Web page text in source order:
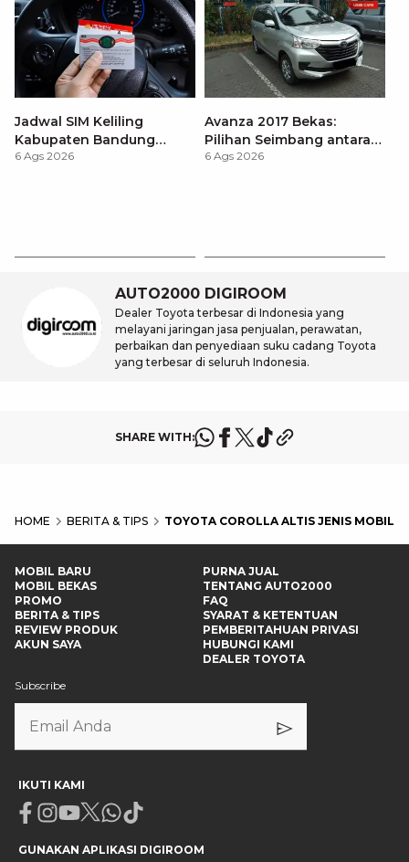
Jadwal SIM Keliling
Kabupaten Bandung
Terbaru 2026 dan
6 Ags 2026
Avanza 2017 Bekas:
Pilihan Seimbang antara
Harga dan Fitur Modern
6 Ags 2026
AUTO2000 DIGIROOM
Dealer Toyota terbesar di Indonesia yang
melayani jaringan jasa penjualan, perawatan,
perbaikan dan penyediaan suku cadang Toyota
yang terbesar di seluruh Indonesia.
SHARE WITH:
HOME BERITA & TIPS TOYOTA COROLLA ALTIS JENIS MOBIL
MOBIL BARU
MOBIL BEKAS
PROMO
BERITA & TIPS
REVIEW PRODUK
AKUN SAYA
PURNA JUAL
TENTANG AUTO2000
FAQ
SYARAT & KETENTUAN
PEMBERITAHUAN PRIVASI
HUBUNGI KAMI
DEALER TOYOTA
Subscribe
IKUTI KAMI
Facebook
Instagram
Youtube
X Whatsapp
Tiktok
GUNAKAN APLIKASI DIGIROOM